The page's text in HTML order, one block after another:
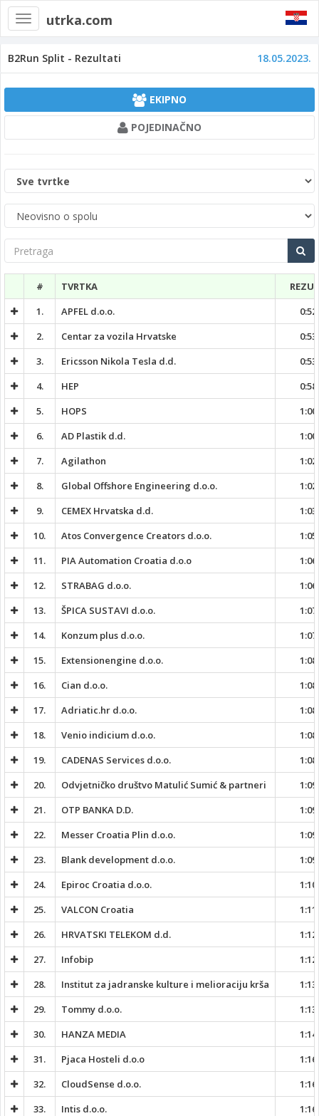
Toggle
navigation
utrka.com
B2Run Split - Rezultati 18.05.2023.
EKIPNO
POJEDINAČNO
Kategorija
tvrtke
Spol
Pretraga
# TVRTKA
1.
APFEL d.o.o.
2.
Centar za vozila Hrvatske
3.
Ericsson Nikola Tesla d.d.
4.
HEP
5.
HOPS
6.
AD Plastik d.d.
7.
Agilathon
8.
Global Offshore Engineering d.o.o.
9.
CEMEX Hrvatska d.d.
10.
Atos Convergence Creators d.o.o.
11.
PIA Automation Croatia d.o.o
12.
STRABAG d.o.o.
13.
ŠPICA SUSTAVI d.o.o.
14.
Konzum plus d.o.o.
15.
Extensionengine d.o.o.
16.
Cian d.o.o.
17.
Adriatic.hr d.o.o.
18.
Venio indicium d.o.o.
19.
CADENAS Services d.o.o.
20.
Odvjetničko društvo Matulić Sumić & partneri
21.
OTP BANKA D.D.
22.
Messer Croatia Plin d.o.o.
23.
Blank development d.o.o.
24.
Epiroc Croatia d.o.o.
25.
VALCON Croatia
26.
HRVATSKI TELEKOM d.d.
27.
Infobip
28.
Institut za jadranske kulture i melioraciju krša
29.
Tommy d.o.o.
30.
HANZA MEDIA
31.
Pjaca Hosteli d.o.o
32.
CloudSense d.o.o.
33.
Intis d.o.o.